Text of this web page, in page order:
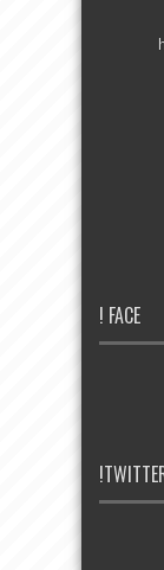
! FACE